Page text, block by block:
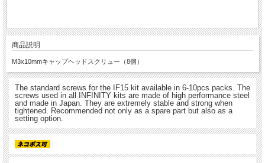
商品説明
M3x10mmキャップヘッドスクリュー（8個）
The standard screws for the IF15 kit available in 6-10pcs packs. The
screws used in all INFINITY kits are made of high performance steel
and made in Japan. They are extremely stable and strong when
tightened. Recommended not only as a spare part but also as a
setting option.